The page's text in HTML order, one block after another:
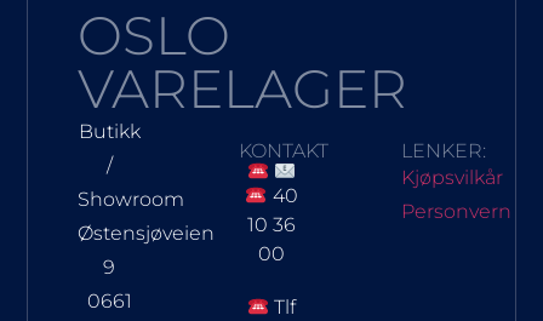
OSLO
VARELAGER
Butikk
/
Showroom
Østensjøveien
9
0661
KONTAKT
40
10 36
00
Tlf
LENKER:
Kjøpsvilkår
Personvern